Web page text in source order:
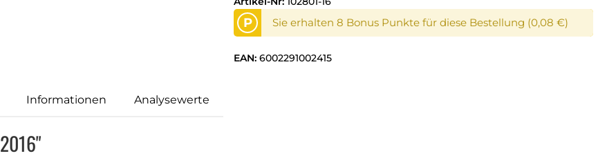
P Sie erhalten 8 Bonus Punkte für diese Bestellung (0,08 €)
EAN: 6002291002415
Informationen Analysewerte